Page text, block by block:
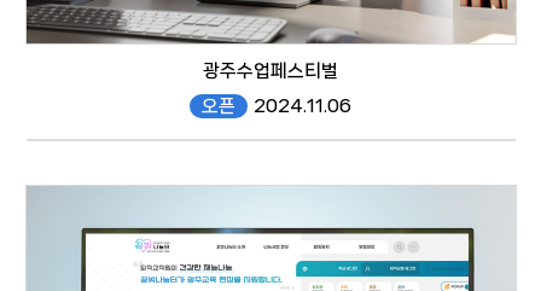
광주수업페스티벌
오픈
2024.11.06